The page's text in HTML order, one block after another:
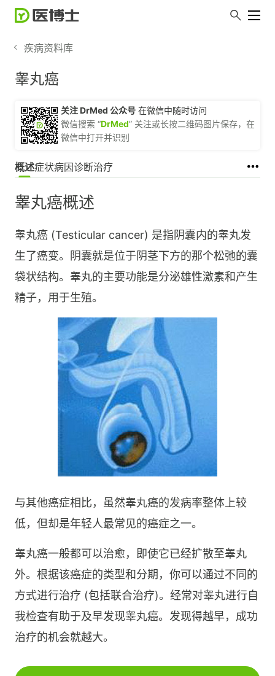
疾病资料库
睾丸癌
关注 DrMed 公众号 在微信中随时访问
微信搜索 “DrMed” 关注或长按二维码图片保存，在
微信中打开并识别
概述症状病因诊断治疗
睾丸癌概述
睾丸癌 (Testicular cancer) 是指阴囊内的睾丸发
生了癌变。阴囊就是位于阴茎下方的那个松弛的囊
袋状结构。睾丸的主要功能是分泌雄性激素和产生
精子，用于生殖。
与其他癌症相比，虽然睾丸癌的发病率整体上较
低，但却是年轻人最常见的癌症之一。
睾丸癌一般都可以治愈，即使它已经扩散至睾丸
外。根据该癌症的类型和分期，你可以通过不同的
方式进行治疗 (包括联合治疗)。经常对睾丸进行自
我检查有助于及早发现睾丸癌。发现得越早，成功
治疗的机会就越大。